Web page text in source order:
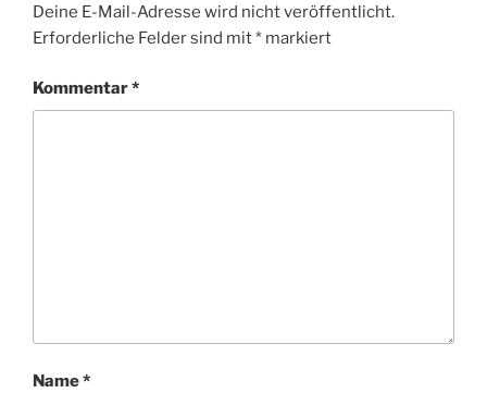
Deine E-Mail-Adresse wird nicht veröffentlicht.
Erforderliche Felder sind mit* markiert
Kommentar*
Name*